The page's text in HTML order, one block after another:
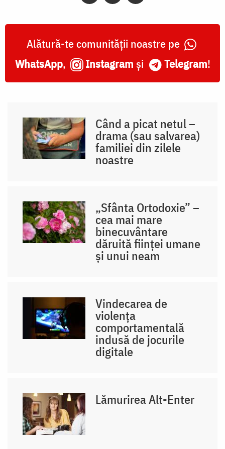
Alătură-te comunității noastre pe
WhatsApp, Instagram și Telegram!
Când a picat netul –
drama (sau salvarea)
familiei din zilele
noastre
„Sfânta Ortodoxie” –
cea mai mare
binecuvântare
dăruită ființei umane
și unui neam
Vindecarea de
violența
comportamentală
indusă de jocurile
digitale
Lămurirea Alt-Enter